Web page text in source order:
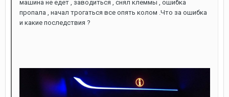
машина не едет , заводиться , снял клеммы , ошибка
пропала , начал трогаться все опять колом .Что за ошибка
и какие последствия ?